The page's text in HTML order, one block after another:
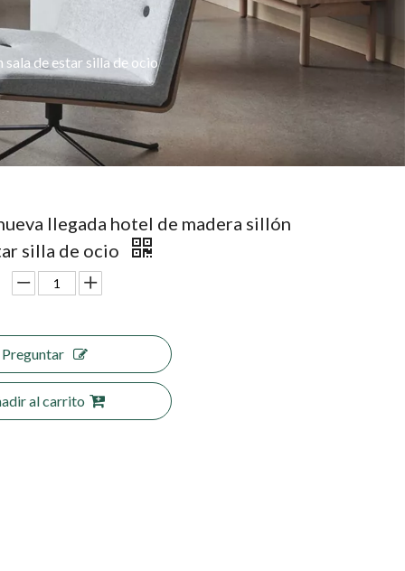
de estar silla de ocio
llegada hotel de madera sillón
silla de ocio
Preguntar
al carrito